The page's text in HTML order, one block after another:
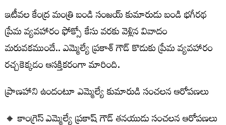
ఇటీవల కేంద్ర మంత్రి బండి సంజయ్ కుమారుడు బండి భగీరథ
ప్రేమ వ్యవహారం ఫోక్సో కేసు వరకు వెళ్లిన వివాదం
మరువకముందే.. ఎమ్మెల్యే ప్రకాశ్ గౌడ్ కొడుకు ప్రేమ వ్యవహారం
రచ్చకెక్కడం ఆసక్తికరంగా మారింది.
ప్రాణహాని ఉందంటూ ఎమ్మెల్యే కుమారుడి సంచలన ఆరోపణలు
🔸 కాంగ్రెస్ ఎమ్మెల్యే ప్రకాష్ గౌడ్ తనయుడు సంచలన ఆరోపణలు